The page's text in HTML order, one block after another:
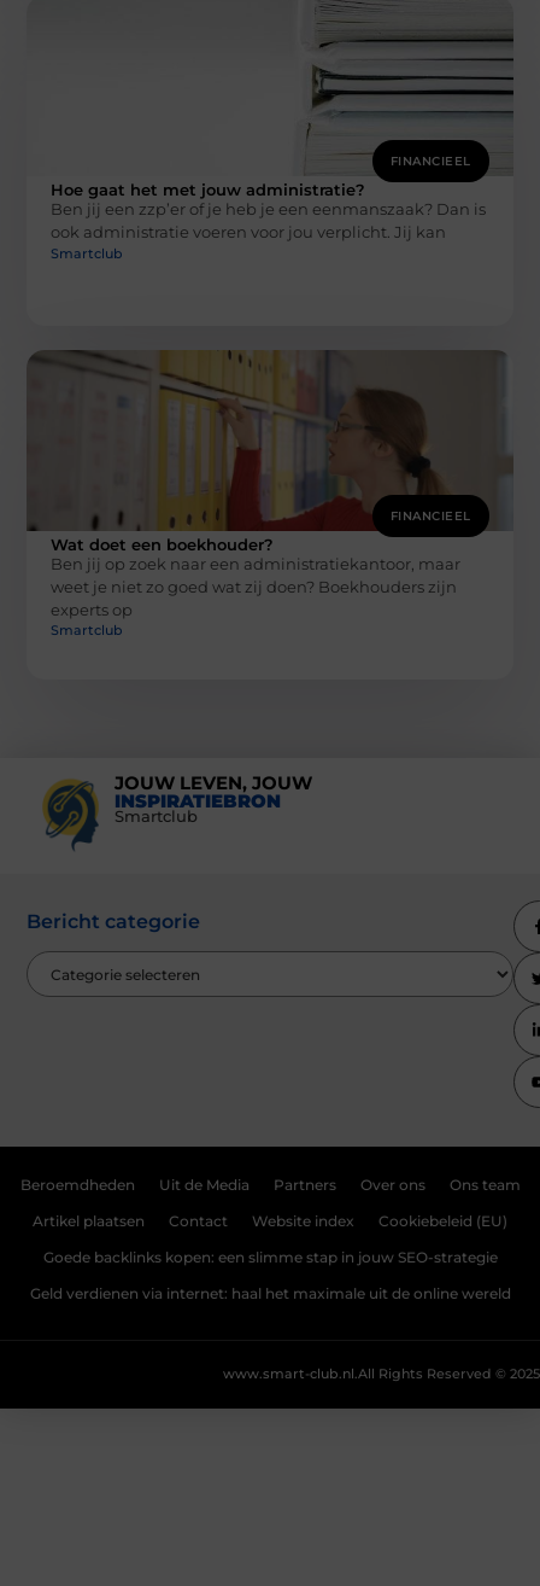
FINANCIEEL
Hoe gaat het met jouw administratie?
Ben jij een zzp’er of je heb je een eenmanszaak? Dan is
ook administratie voeren voor jou verplicht. Jij kan
Smartclub
FINANCIEEL
Wat doet een boekhouder?
Ben jij op zoek naar een administratiekantoor, maar
weet je niet zo goed wat zij doen? Boekhouders zijn
experts op
Smartclub
JOUW LEVEN, JOUW
INSPIRATIEBRON
Smartclub
Bericht categorie
Beroemdheden Uit de Media Partners Over ons Ons team
Artikel plaatsen Contact Website index Cookiebeleid (EU)
Goede backlinks kopen: een slimme stap in jouw SEO-strategie
Geld verdienen via internet: haal het maximale uit de online wereld
All Rights Reserved © 2025
www.smart-club.nl.